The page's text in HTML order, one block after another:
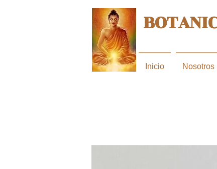
Inicio Nosotros